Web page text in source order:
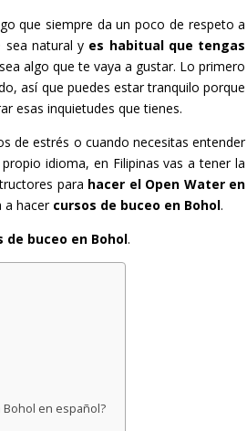
que siempre da un poco de respeto a
sea natural y es habitual que tengas
algo que te vaya a gustar. Lo primero
así que puedes estar tranquilo porque
esas inquietudes que tienes.
de estrés o cuando necesitas entender
idioma, en Filipinas vas a tener la
para hacer el Open Water en
a hacer cursos de buceo en Bohol.
de buceo en Bohol.
en español?